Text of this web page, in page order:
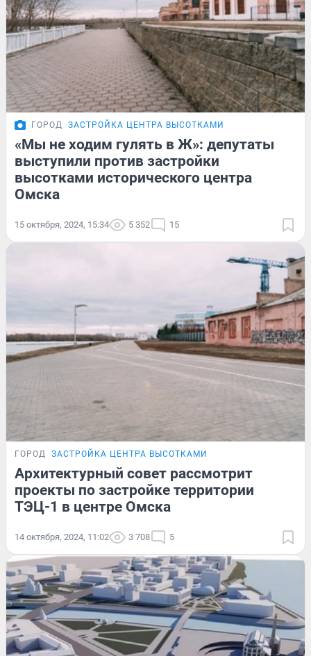
ГОРОД ЗАСТРОЙКА ЦЕНТРА ВЫСОТКАМИ
«Мы не ходим гулять в Ж»: депутаты
выступили против застройки
высотками исторического центра
Омска
15 октября, 2024, 15:34 5 352 15
ГОРОД ЗАСТРОЙКА ЦЕНТРА ВЫСОТКАМИ
Архитектурный совет рассмотрит
проекты по застройке территории
ТЭЦ-1 в центре Омска
14 октября, 2024, 11:02 3 708 5